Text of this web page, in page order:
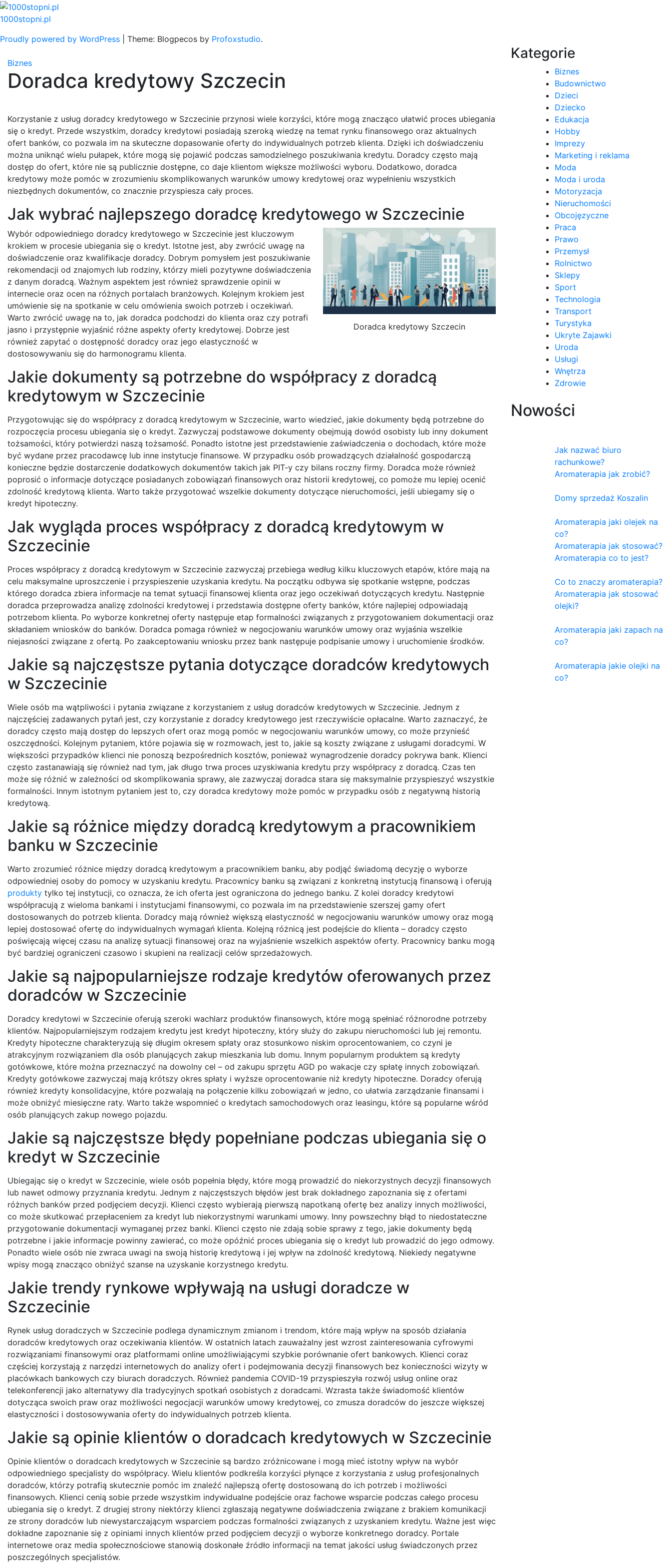
Skip
to
1000stopni.pl
Proudly powered by WordPress
Theme: Blogpecos by Profoxstudio.
Biznes
Doradca kredytowy Szczecin
Korzystanie z usług doradcy kredytowego w Szczecinie przynosi wiele korzyści, które mogą znacząco ułatwić proces ubiegania
się o kredyt. Przede wszystkim, doradcy kredytowi posiadają szeroką wiedzę na temat rynku finansowego oraz aktualnych
ofert banków, co pozwala im na skuteczne dopasowanie oferty do indywidualnych potrzeb klienta. Dzięki ich doświadczeniu
można uniknąć wielu pułapek, które mogą się pojawić podczas samodzielnego poszukiwania kredytu. Doradcy często mają
dostęp do ofert, które nie są publicznie dostępne, co daje klientom większe możliwości wyboru. Dodatkowo, doradca
kredytowy może pomóc w zrozumieniu skomplikowanych warunków umowy kredytowej oraz wypełnieniu wszystkich
niezbędnych dokumentów, co znacznie przyspiesza cały proces.
Jak wybrać najlepszego doradcę kredytowego w Szczecinie
Doradca kredytowy Szczecin
Wybór odpowiedniego doradcy kredytowego w Szczecinie jest kluczowym
krokiem w procesie ubiegania się o kredyt. Istotne jest, aby zwrócić uwagę na
doświadczenie oraz kwalifikacje doradcy. Dobrym pomysłem jest poszukiwanie
rekomendacji od znajomych lub rodziny, którzy mieli pozytywne doświadczenia
z danym doradcą. Ważnym aspektem jest również sprawdzenie opinii w
internecie oraz ocen na różnych portalach branżowych. Kolejnym krokiem jest
umówienie się na spotkanie w celu omówienia swoich potrzeb i oczekiwań.
Warto zwrócić uwagę na to, jak doradca podchodzi do klienta oraz czy potrafi
jasno i przystępnie wyjaśnić różne aspekty oferty kredytowej. Dobrze jest
również zapytać o dostępność doradcy oraz jego elastyczność w
dostosowywaniu się do harmonogramu klienta.
Jakie dokumenty są potrzebne do współpracy z doradcą
kredytowym w Szczecinie
Przygotowując się do współpracy z doradcą kredytowym w Szczecinie, warto wiedzieć, jakie dokumenty będą potrzebne do
rozpoczęcia procesu ubiegania się o kredyt. Zazwyczaj podstawowe dokumenty obejmują dowód osobisty lub inny dokument
tożsamości, który potwierdzi naszą tożsamość. Ponadto istotne jest przedstawienie zaświadczenia o dochodach, które może
być wydane przez pracodawcę lub inne instytucje finansowe. W przypadku osób prowadzących działalność gospodarczą
konieczne będzie dostarczenie dodatkowych dokumentów takich jak PIT-y czy bilans roczny firmy. Doradca może również
poprosić o informacje dotyczące posiadanych zobowiązań finansowych oraz historii kredytowej, co pomoże mu lepiej ocenić
zdolność kredytową klienta. Warto także przygotować wszelkie dokumenty dotyczące nieruchomości, jeśli ubiegamy się o
kredyt hipoteczny.
Jak wygląda proces współpracy z doradcą kredytowym w
Szczecinie
Proces współpracy z doradcą kredytowym w Szczecinie zazwyczaj przebiega według kilku kluczowych etapów, które mają na
celu maksymalne uproszczenie i przyspieszenie uzyskania kredytu. Na początku odbywa się spotkanie wstępne, podczas
którego doradca zbiera informacje na temat sytuacji finansowej klienta oraz jego oczekiwań dotyczących kredytu. Następnie
doradca przeprowadza analizę zdolności kredytowej i przedstawia dostępne oferty banków, które najlepiej odpowiadają
potrzebom klienta. Po wyborze konkretnej oferty następuje etap formalności związanych z przygotowaniem dokumentacji oraz
składaniem wniosków do banków. Doradca pomaga również w negocjowaniu warunków umowy oraz wyjaśnia wszelkie
niejasności związane z ofertą. Po zaakceptowaniu wniosku przez bank następuje podpisanie umowy i uruchomienie środków.
Jakie są najczęstsze pytania dotyczące doradców kredytowych
w Szczecinie
Wiele osób ma wątpliwości i pytania związane z korzystaniem z usług doradców kredytowych w Szczecinie. Jednym z
najczęściej zadawanych pytań jest, czy korzystanie z doradcy kredytowego jest rzeczywiście opłacalne. Warto zaznaczyć, że
doradcy często mają dostęp do lepszych ofert oraz mogą pomóc w negocjowaniu warunków umowy, co może przynieść
oszczędności. Kolejnym pytaniem, które pojawia się w rozmowach, jest to, jakie są koszty związane z usługami doradcymi. W
większości przypadków klienci nie ponoszą bezpośrednich kosztów, ponieważ wynagrodzenie doradcy pokrywa bank. Klienci
często zastanawiają się również nad tym, jak długo trwa proces uzyskiwania kredytu przy współpracy z doradcą. Czas ten
może się różnić w zależności od skomplikowania sprawy, ale zazwyczaj doradca stara się maksymalnie przyspieszyć wszystkie
formalności. Innym istotnym pytaniem jest to, czy doradca kredytowy może pomóc w przypadku osób z negatywną historią
kredytową.
Jakie są różnice między doradcą kredytowym a pracownikiem
banku w Szczecinie
Warto zrozumieć różnice między doradcą kredytowym a pracownikiem banku, aby podjąć świadomą decyzję o wyborze
odpowiedniej osoby do pomocy w uzyskaniu kredytu. Pracownicy banku są związani z konkretną instytucją finansową i oferują
produkty tylko tej instytucji, co oznacza, że ich oferta jest ograniczona do jednego banku. Z kolei doradcy kredytowi
współpracują z wieloma bankami i instytucjami finansowymi, co pozwala im na przedstawienie szerszej gamy ofert
dostosowanych do potrzeb klienta. Doradcy mają również większą elastyczność w negocjowaniu warunków umowy oraz mogą
lepiej dostosować ofertę do indywidualnych wymagań klienta. Kolejną różnicą jest podejście do klienta – doradcy często
poświęcają więcej czasu na analizę sytuacji finansowej oraz na wyjaśnienie wszelkich aspektów oferty. Pracownicy banku mogą
być bardziej ograniczeni czasowo i skupieni na realizacji celów sprzedażowych.
Jakie są najpopularniejsze rodzaje kredytów oferowanych przez
doradców w Szczecinie
Doradcy kredytowi w Szczecinie oferują szeroki wachlarz produktów finansowych, które mogą spełniać różnorodne potrzeby
klientów. Najpopularniejszym rodzajem kredytu jest kredyt hipoteczny, który służy do zakupu nieruchomości lub jej remontu.
Kredyty hipoteczne charakteryzują się długim okresem spłaty oraz stosunkowo niskim oprocentowaniem, co czyni je
atrakcyjnym rozwiązaniem dla osób planujących zakup mieszkania lub domu. Innym popularnym produktem są kredyty
gotówkowe, które można przeznaczyć na dowolny cel – od zakupu sprzętu AGD po wakacje czy spłatę innych zobowiązań.
Kredyty gotówkowe zazwyczaj mają krótszy okres spłaty i wyższe oprocentowanie niż kredyty hipoteczne. Doradcy oferują
również kredyty konsolidacyjne, które pozwalają na połączenie kilku zobowiązań w jedno, co ułatwia zarządzanie finansami i
może obniżyć miesięczne raty. Warto także wspomnieć o kredytach samochodowych oraz leasingu, które są popularne wśród
osób planujących zakup nowego pojazdu.
Jakie są najczęstsze błędy popełniane podczas ubiegania się o
kredyt w Szczecinie
Ubiegając się o kredyt w Szczecinie, wiele osób popełnia błędy, które mogą prowadzić do niekorzystnych decyzji finansowych
lub nawet odmowy przyznania kredytu. Jednym z najczęstszych błędów jest brak dokładnego zapoznania się z ofertami
różnych banków przed podjęciem decyzji. Klienci często wybierają pierwszą napotkaną ofertę bez analizy innych możliwości,
co może skutkować przepłaceniem za kredyt lub niekorzystnymi warunkami umowy. Inny powszechny błąd to niedostateczne
przygotowanie dokumentacji wymaganej przez banki. Klienci często nie zdają sobie sprawy z tego, jakie dokumenty będą
potrzebne i jakie informacje powinny zawierać, co może opóźnić proces ubiegania się o kredyt lub prowadzić do jego odmowy.
Ponadto wiele osób nie zwraca uwagi na swoją historię kredytową i jej wpływ na zdolność kredytową. Niekiedy negatywne
wpisy mogą znacząco obniżyć szanse na uzyskanie korzystnego kredytu.
Jakie trendy rynkowe wpływają na usługi doradcze w
Szczecinie
Rynek usług doradczych w Szczecinie podlega dynamicznym zmianom i trendom, które mają wpływ na sposób działania
doradców kredytowych oraz oczekiwania klientów. W ostatnich latach zauważalny jest wzrost zainteresowania cyfrowymi
rozwiązaniami finansowymi oraz platformami online umożliwiającymi szybkie porównanie ofert bankowych. Klienci coraz
częściej korzystają z narzędzi internetowych do analizy ofert i podejmowania decyzji finansowych bez konieczności wizyty w
placówkach bankowych czy biurach doradczych. Również pandemia COVID-19 przyspieszyła rozwój usług online oraz
telekonferencji jako alternatywy dla tradycyjnych spotkań osobistych z doradcami. Wzrasta także świadomość klientów
dotycząca swoich praw oraz możliwości negocjacji warunków umowy kredytowej, co zmusza doradców do jeszcze większej
elastyczności i dostosowywania oferty do indywidualnych potrzeb klienta.
Jakie są opinie klientów o doradcach kredytowych w Szczecinie
Opinie klientów o doradcach kredytowych w Szczecinie są bardzo zróżnicowane i mogą mieć istotny wpływ na wybór
odpowiedniego specjalisty do współpracy. Wielu klientów podkreśla korzyści płynące z korzystania z usług profesjonalnych
doradców, którzy potrafią skutecznie pomóc im znaleźć najlepszą ofertę dostosowaną do ich potrzeb i możliwości
finansowych. Klienci cenią sobie przede wszystkim indywidualne podejście oraz fachowe wsparcie podczas całego procesu
ubiegania się o kredyt. Z drugiej strony niektórzy klienci zgłaszają negatywne doświadczenia związane z brakiem komunikacji
ze strony doradców lub niewystarczającym wsparciem podczas formalności związanych z uzyskaniem kredytu. Ważne jest więc
dokładne zapoznanie się z opiniami innych klientów przed podjęciem decyzji o wyborze konkretnego doradcy. Portale
internetowe oraz media społecznościowe stanowią doskonałe źródło informacji na temat jakości usług świadczonych przez
poszczególnych specjalistów.
Kategorie
Biznes
Budownictwo
Dzieci
Dziecko
Edukacja
Hobby
Imprezy
Marketing i reklama
Moda
Moda i uroda
Motoryzacja
Nieruchomości
Obcojęzyczne
Praca
Prawo
Przemysł
Rolnictwo
Sklepy
Sport
Technologia
Transport
Turystyka
Ukryte Zajawki
Uroda
Usługi
Wnętrza
Zdrowie
Nowości
Jak nazwać biuro
rachunkowe?
Aromaterapia jak zrobić?
Domy sprzedaż Koszalin
Aromaterapia jaki olejek na
co?
Aromaterapia jak stosować?
Aromaterapia co to jest?
Co to znaczy aromaterapia?
Aromaterapia jak stosować
olejki?
Aromaterapia jaki zapach na
co?
Aromaterapia jakie olejki na
co?